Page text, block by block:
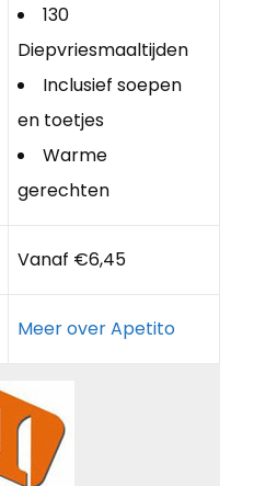
130
Diepvriesmaaltijden
Inclusief soepen
en toetjes
Warme
gerechten
Vanaf €6,45
Meer over Apetito